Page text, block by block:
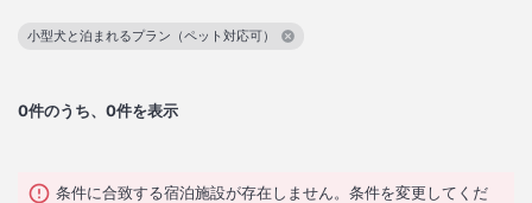
0件のうち、0件を表示
小型犬と泊まれるプラン（ペット対応可）
この絞り込み条件を解除
条件に合致する宿泊施設が存在しません。条件を変更してくだ